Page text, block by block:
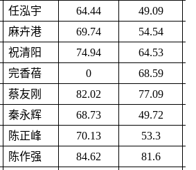
任泓宇 64.44
49.09
麻卉港 69.74
54.54
祝清阳 74.94
64.53
完香蓓 0
68.59
蔡友刚 82.02
77.09
秦永辉 68.73
49.72
陈正峰 70.13
53.3
陈作强 84.62
81.6